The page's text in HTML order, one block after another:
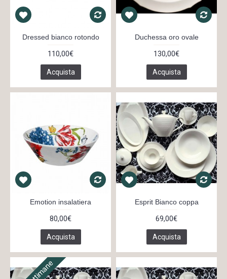
Dressed bianco rotondo
110,00€
Acquista
Duchessa oro ovale
130,00€
Acquista
Emotion insalatiera
80,00€
Acquista
Esprit Bianco coppa
69,00€
Acquista